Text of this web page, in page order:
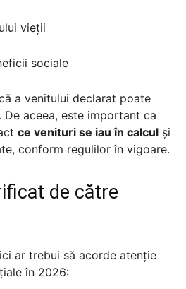
vieții
sociale
a venitului declarat poate
aceea, este important ca
ce venituri se iau în calcul și
conform regulilor în vigoare.
de către
ar trebui să acorde atenție
în 2026: